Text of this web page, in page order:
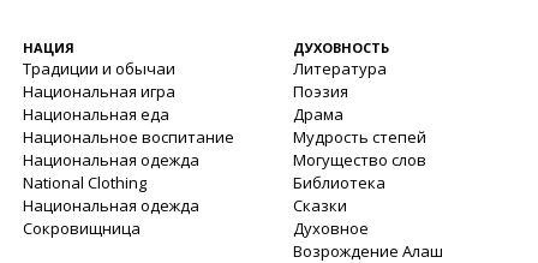
НАЦИЯ
Традиции и обычаи
Национальная игра
Национальная еда
Национальное воспитание
Национальная одежда
National Clothing
Национальная одежда
Сокровищница
ДУХОВНОСТЬ
Литература
Поэзия
Драма
Мудрость степей
Могущество слов
Библиотека
Сказки
Духовное
Возрождение Алаш